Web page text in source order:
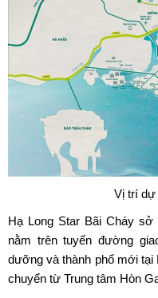
Vị trí dự
Hạ Long Star Bãi Cháy sở
nằm trên tuyến đường
dưỡng và thành phố mới tại
chuyển từ Trung tâm Hòn